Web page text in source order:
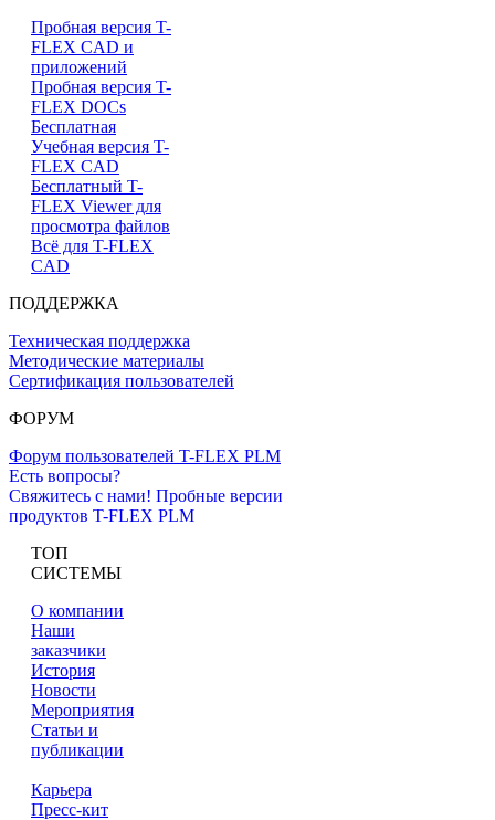
Пробная версия T-
FLEX CAD и
приложений
Пробная версия T-
FLEX DOCs
Бесплатная
Учебная версия T-
FLEX CAD
Бесплатный T-
FLEX Viewer для
просмотра файлов
Всё для T-FLEX
CAD
ПОДДЕРЖКА
Техническая поддержка
Методические материалы
Сертификация пользователей
ФОРУМ
Форум пользователей T-FLEX PLM
Есть вопросы?
Свяжитесь с нами! Пробные версии
продуктов T-FLEX PLM
ТОП
СИСТЕМЫ
О компании
Наши
заказчики
История
Новости
Мероприятия
Статьи и
публикации
Карьера
Пресс-кит